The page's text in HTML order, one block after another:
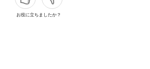
お役に立ちましたか？